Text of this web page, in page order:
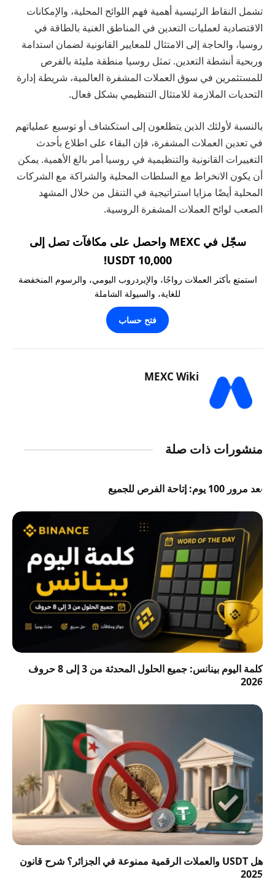
تشمل النقاط الرئيسية أهمية فهم اللوائح المحلية، والإمكانات
الاقتصادية لعمليات التعدين في المناطق الغنية بالطاقة في
روسيا، والحاجة إلى الامتثال للمعايير القانونية لضمان استدامة
وربحية أنشطة التعدين. تمثل روسيا منطقة مليئة بالفرص
للمستثمرين في سوق العملات المشفرة العالمية، شريطة إدارة
التحديات الملازمة للامتثال التنظيمي بشكل فعال.
بالنسبة لأولئك الذين يتطلعون إلى استكشاف أو توسيع عملياتهم
في تعدين العملات المشفرة، فإن البقاء على اطلاع بأحدث
التغييرات القانونية والتنظيمية في روسيا أمر بالغ الأهمية. يمكن
أن يكون الانخراط مع السلطات المحلية والشراكة مع الشركات
المحلية أيضًا مزايا استراتيجية في التنقل من خلال المشهد
الصعب لوائح العملات المشفرة الروسية.
سجّل في MEXC واحصل على مكافآت تصل إلى
10,000 USDT!
استمتع بأكثر العملات رواجًا، والإيردروب اليومي، والرسوم المنخفضة
للغاية، والسيولة الشاملة
فتح حساب
MEXC Wiki
منشورات ذات صلة
بعد مرور 100 يوم: إتاحة الفرص للجميع
كلمة اليوم بينانس: جميع الحلول المحدثة من 3 إلى 8 حروف
2026
هل USDT والعملات الرقمية ممنوعة في الجزائر؟ شرح قانون
2025